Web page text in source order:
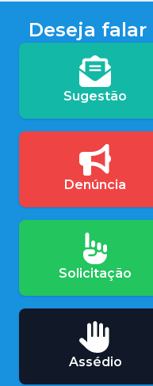
Deseja
Sugestão
Denúncia
Solicitação
Assédio